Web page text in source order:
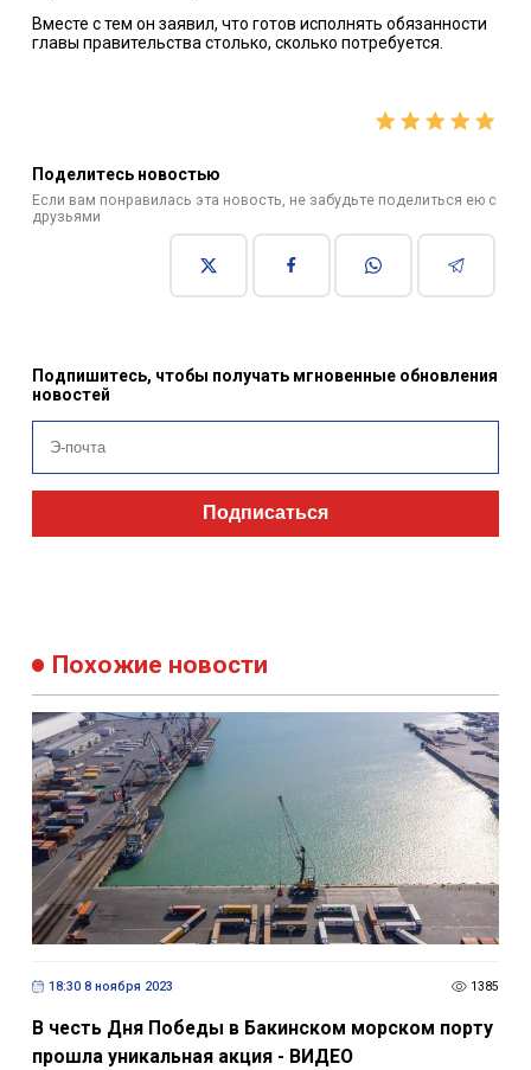
Вместе с тем он заявил, что готов исполнять обязанности
главы правительства столько, сколько потребуется.
Поделитесь новостью
Если вам понравилась эта новость, не забудьте поделиться ею с
друзьями
Подпишитесь, чтобы получать мгновенные обновления
новостей
Подписаться
Похожие новости
18:30 8 ноября 2023 1385
В честь Дня Победы в Бакинском морском порту
прошла уникальная акция - ВИДЕО